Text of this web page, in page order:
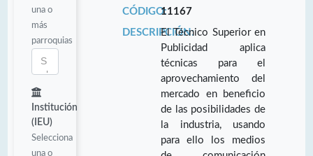
una o
más
parroquias
Institución
(IEU)
Selecciona
una o
CÓDIGO:11167
DESCRIPCIÓN:El Técnico Superior en
Publicidad aplica
técnicas para el
aprovechamiento del
mercado en beneficio
de las posibilidades de
la industria, usando
para ello los medios